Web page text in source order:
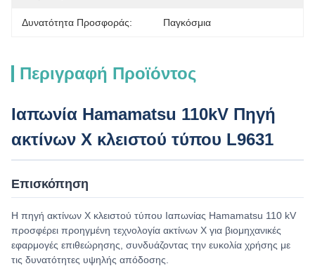
Δυνατότητα Προσφοράς: Παγκόσμια
Περιγραφή Προϊόντος
Ιαπωνία Hamamatsu 110kV Πηγή
ακτίνων Χ κλειστού τύπου L9631
Επισκόπηση
Η πηγή ακτίνων Χ κλειστού τύπου Ιαπωνίας Hamamatsu 110 kV
προσφέρει προηγμένη τεχνολογία ακτίνων Χ για βιομηχανικές
εφαρμογές επιθεώρησης, συνδυάζοντας την ευκολία χρήσης με
τις δυνατότητες υψηλής απόδοσης.